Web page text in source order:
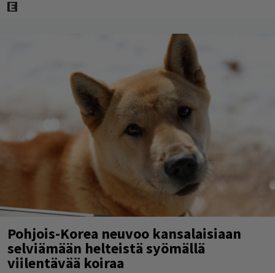
Pohjois-Korea neuvoo kansalaisiaan
selviämään helteistä syömällä
viilentävää koiraa